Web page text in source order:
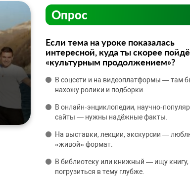
Опрос
Если тема на уроке показалась
интересной, куда ты скорее
«культурным продолжением»?
В соцсети и на видеоплатформы — там
нахожу ролики и подборки.
В онлайн‑энциклопедии,
сайты — нужны надёжные факты.
На выставки, лекции, экскурсии —
«живой» формат.
В библиотеку или книжный — ищу
погрузиться в тему глубже.